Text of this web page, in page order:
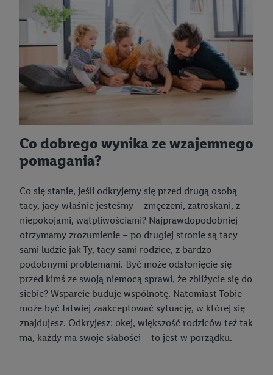
Co dobrego wynika ze wzajemnego
pomagania?
Co się stanie, jeśli odkryjemy się przed drugą osobą
tacy, jacy właśnie jesteśmy – zmęczeni, zatroskani, z
niepokojami, wątpliwościami? Najprawdopodobniej
otrzymamy zrozumienie – po drugiej stronie są tacy
sami ludzie jak Ty, tacy sami rodzice, z bardzo
podobnymi problemami. Być może odsłonięcie się
przed kimś ze swoją niemocą sprawi, że zbliżycie się do
siebie? Wsparcie buduje wspólnotę. Natomiast Tobie
może być łatwiej zaakceptować sytuację, w której się
znajdujesz. Odkryjesz: okej, większość rodziców też tak
ma, każdy ma swoje słabości – to jest w porządku.